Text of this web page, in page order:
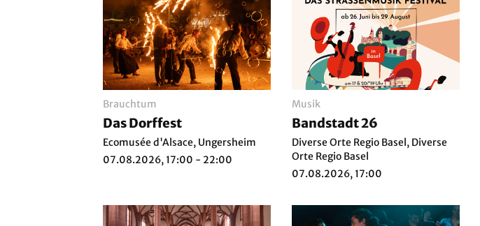
Brauchtum
Das Dorffest
Ecomusée d'Alsace, Ungersheim
07.08.2026, 17:00 - 22:00
Musik
Bandstadt 26
Diverse Orte Regio Basel, Diverse
Orte Regio Basel
07.08.2026, 17:00